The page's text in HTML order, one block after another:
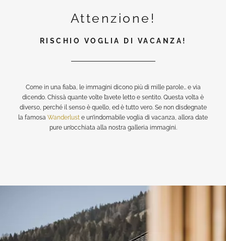
Attenzione!
RISCHIO VOGLIA DI VACANZA!
Come in una fiaba, le immagini dicono più di mille parole… e via
dicendo. Chissà quante volte l’avete letto e sentito. Questa volta è
diverso, perché il senso è quello, ed è tutto vero. Se non disdegnate
la famosa Wanderlust e un’indomabile voglia di vacanza, allora date
pure un’occhiata alla nostra galleria immagini.